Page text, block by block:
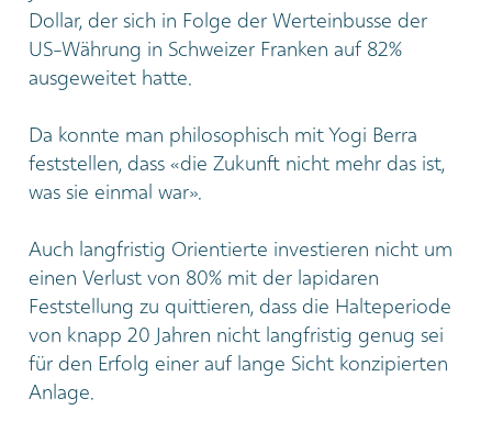
Dollar, der sich in Folge der Werteinbusse der
US-Währung in Schweizer Franken auf 82%
ausgeweitet hatte.
Da konnte man philosophisch mit Yogi Berra
feststellen, dass «die Zukunft nicht mehr das ist,
was sie einmal war».
Auch langfristig Orientierte investieren nicht um
einen Verlust von 80% mit der lapidaren
Feststellung zu quittieren, dass die Halteperiode
von knapp 20 Jahren nicht langfristig genug sei
für den Erfolg einer auf lange Sicht konzipierten
Anlage.